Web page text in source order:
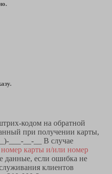
кодом на обратной
при получении карты,
___-__-__ В случае
карты и/или номер
данные, если ошибка не
клиентов